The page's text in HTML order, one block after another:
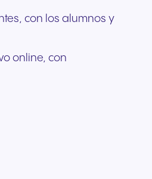
con los alumnos y
online, con